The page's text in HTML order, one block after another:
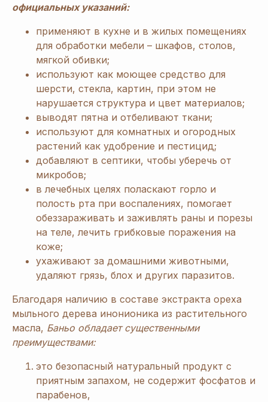
официальных указаний:
применяют в кухне и в жилых помещениях
для обработки мебели – шкафов, столов,
мягкой обивки;
используют как моющее средство для
шерсти, стекла, картин, при этом не
нарушается структура и цвет материалов;
выводят пятна и отбеливают ткани;
используют для комнатных и огородных
растений как удобрение и пестицид;
добавляют в септики, чтобы уберечь от
микробов;
в лечебных целях поласкают горло и
полость рта при воспалениях, помогает
обеззараживать и заживлять раны и порезы
на теле, лечить грибковые поражения на
коже;
ухаживают за домашними животными,
удаляют грязь, блох и других паразитов.
Благодаря наличию в составе экстракта ореха
мыльного дерева инонионика из растительного
масла, Баньо обладает существенными
преимуществами:
это безопасный натуральный продукт с
приятным запахом, не содержит фосфатов и
парабенов,